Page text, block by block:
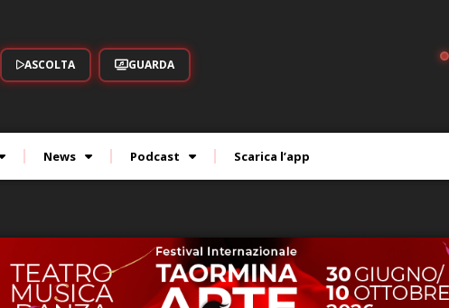
ASCOLTA GUARDA
News Podcast Scarica l’app